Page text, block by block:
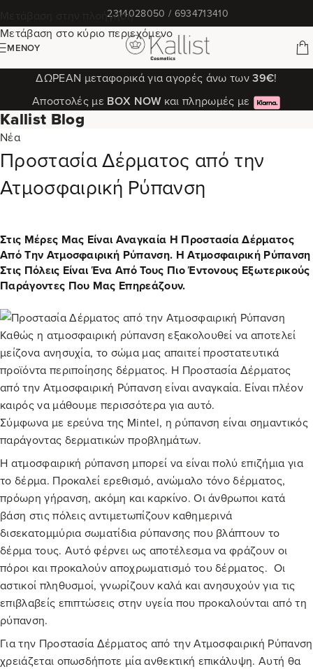
Μετάβαση στην πλοήγηση
Μετάβαση στο κύριο περιεχόμενο
✆2314028050 / 6934713410
ΜΕΝΟΎ
ΔΩΡΕΑΝ μεταφορικά για αγορές άνω των39€!
Αποστολές με ΒΟΧ ΝΟWκαι πληρωμές με
Kallist Blog
Νέα
Προστασία Δέρματος από την
Ατμοσφαιρική Ρύπανση
Στις Μέρες Μας Είναι Αναγκαία Η Προστασία Δέρματος
Από Την Ατμοσφαιρική Ρύπανση. Η Ατμοσφαιρική Ρύπανση
Στις Πόλεις Είναι Ένα Από Τους Πιο Έντονους Εξωτερικούς
Παράγοντες Που Μας Επηρεάζουν.
Καθώς η ατμοσφαιρική ρύπανση εξακολουθεί να αποτελεί
μείζονα ανησυχία, το σώμα μας απαιτεί προστατευτικά
προϊόντα περιποίησης δέρματος. Η Προστασία Δέρματος
από την Ατμοσφαιρική Ρύπανση είναι αναγκαία. Είναι πλέον
καιρός να μάθουμε περισσότερα για αυτό.
Σύμφωνα με ερεύνα της Mintel, η ρύπανση είναι σημαντικός
παράγοντας δερματικών προβλημάτων.
Η ατμοσφαιρική ρύπανση μπορεί να είναι πολύ επιζήμια για
το δέρμα. Προκαλεί ερεθισμό, ανώμαλο τόνο δέρματος,
πρόωρη γήρανση, ακόμη και καρκίνο. Οι άνθρωποι κατά
βάση στις πόλεις αντιμετωπίζουν καθημερινά
δισεκατομμύρια σωματίδια ρύπανσης που βλάπτουν το
δέρμα τους. Αυτό φέρνει ως αποτέλεσμα να φράζουν οι
πόροι και προκαλούν αποχρωματισμό του δέρματος. Οι
αστικοί πληθυσμοί, γνωρίζουν καλά και ανησυχούν για τις
επιβλαβείς επιπτώσεις στην υγεία που προκαλούνται από τη
ρύπανση.
Για την Προστασία Δέρματος από την Ατμοσφαιρική Ρύπανση
χρειάζεται οπωσδήποτε μία ανθεκτική επικάλυψη. Αυτή θα